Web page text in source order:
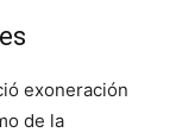
exoneración
de la